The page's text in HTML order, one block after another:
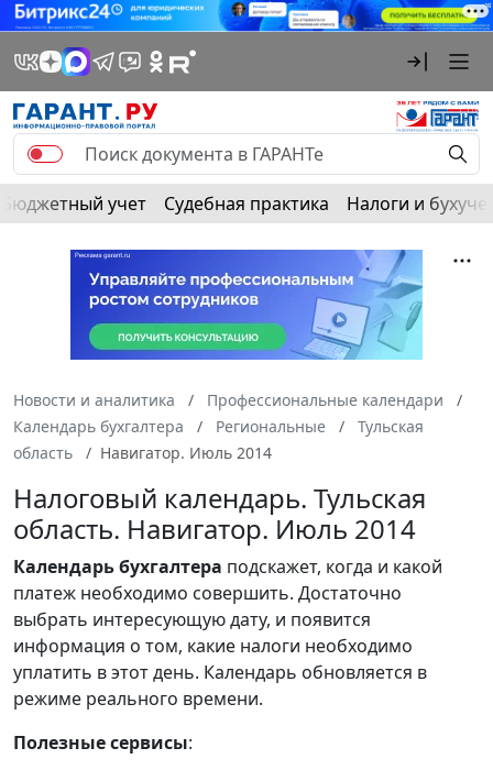
Бюджетный учет Судебная практика Налоги и
Новости и аналитика
Профессиональные календари
Календарь бухгалтера
Региональные
Тульская
область
Навигатор. Июль 2014
Налоговый календарь. Тульская
область. Навигатор. Июль 2014
Календарьбухгалтера подскажет, когда и какой
платеж необходимо совершить. Достаточно
выбрать интересующую дату, и появится
информация о том, какие налоги необходимо
уплатить в этот день. Календарь обновляется в
режиме реального времени.
Полезные сервисы: